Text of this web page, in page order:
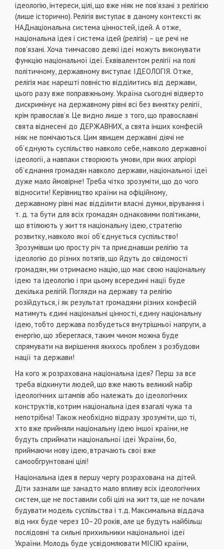
iдеологiю, iнтереси, цiлi, що вже нiяк не пов’язанi з релiгiєю
(лише iсторично). Релiгiя виступає в даному контекстi як
НАДнацiональна система цiнностей, iдей. А отже,
нацiональна iдея i система iдей (релiгiя) – це речi не
пов’язанi. Хоча тимчасово деякi iдеї можуть виконувати
функцiю нацiональної iдеї. Еквiвалентом релiгiї на полi
полiтичному, державному виступає ІДЕОЛОГІЯ. Отже,
релiгiя має нарештi повнiстю вiддiлитись вiд держави,
цього разу вже поправжньому. Україна сьогоднi вiдверто
дискримiнує на державному рiвнi всi без винятку релiгiї,
крiм православ’я. Це видно лише з того, що православнi
свята вiднесенi до ДЕРЖАВНИХ, а свята iнших конфесiй
нiяк не помiчаються. Цим явищем державнi дiячi не
об’єднують суспiльство навколо себе, навколо державної
iдеологiї, а навпаки створюють умови, при яких апрiорi
об’єднання громадян навколо держави, нацiональної iдеї
дуже мало ймовiрне! Треба чiтко зрозумiти, що до чого
вiдносити! Керiвництво країни на офiцiйному,
державному рiвнi має вiддiлити власнi думки, вiрування i
т. д. та бути для всiх громадян однаковими полiтиками,
що втiлюють у життя нацiональну iдею, стратегiю
розвитку, навколо якої об’єднується суспiльство!
Зрозумiвши цю просту рiч та приєднавши релiгiю та
iдеологiю до рiзних потягiв, що йдуть до свiдомостi
громадян, ми отримаємо нацiю, що має свою нацiональну
iдею та iдеологiю i при цьому всерединi нацiї буде
декiлька релiгiй. Погляди на державу та релiгiю
розiйдуться, i як результат громадяни рiзних конфесiй
матимуть єдинi нацiональнi цiнностi, єдину нацiональну
iдею, тобто держава позбудеться внутрiшньої напруги, а
енергiю, що збереглася, таким чином можна буде
спрямувати на вирiшення якихось проблем з розбудови
нацiї та держави!
На кого ж розрахована нацiональна iдея? Перш за все
треба вiдкинути людей, що вже мають великий набiр
iдеологiчних штампiв або належать до iдеологiчних
конструктiв, котрим нацiональна iдея взагалi чужа та
непотрiбна! Також необхiдно вiдразу зрозумiти, що тi,
хто вже прийняли нацiональну iдею iншої країни, не
будуть сприймати нацiональної iдеї України, бо,
приймаючи нову iдею, втрачають свої вже
самообгрунтованi цiлi!
Нацiональна iдея в першу чергу розрахована на дiтей.
Дiти зазнали ще занадто мало впливу всiх iдеологiчних
систем, ще не поставили собi цiлi на життя, ще не почали
будувати модель суспiльства i т.д. Максимальна вiддача
вiд них буде через 10–20 рокiв, але це будуть найбiльш
послiдовнi та сильнi прихильники нацiональної iдеї
України. Молодь буде усвiдомлювати МІСІЮ країни,